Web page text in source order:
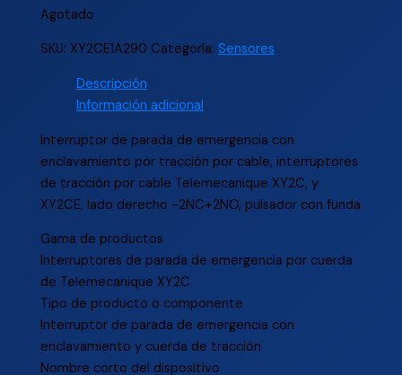
Agotado
SKU: XY2CE1A290 Categoría: Sensores
Descripción
Información adicional
Interruptor de parada de emergencia con
enclavamiento por tracción por cable, interruptores
de tracción por cable Telemecanique XY2C, y
XY2CE, lado derecho -2NC+2NO, pulsador con funda
Gama de productos
Interruptores de parada de emergencia por cuerda
de Telemecanique XY2C
Tipo de producto o componente
Interruptor de parada de emergencia con
enclavamiento y cuerda de tracción
Nombre corto del dispositivo